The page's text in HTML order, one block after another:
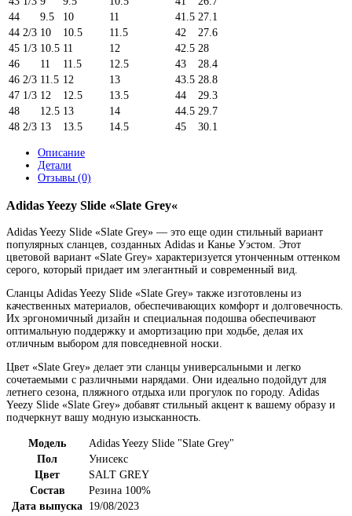
44
9.5 10 11 41.5 27.1
44 2/3 10 10.5 11.5 42
27.6
45 1/3 10.5 11 12 42.5 28
46
11 11.5 12.5 43
28.4
46 2/3 11.5 12 13 43.5 28.8
47 1/3 12 12.5 13.5 44
29.3
48
12.5 13 14 44.5 29.7
48 2/3 13 13.5 14.5 45 30.1
Описание
Детали
Отзывы (0)
Adidas Yeezy Slide «Slate Grey«
Adidas Yeezy Slide «Slate Grey» — это еще один стильный вариант
популярных сланцев, созданных Adidas и Канье Уэстом. Этот
цветовой вариант «Slate Grey» характеризуется утонченным оттенком
серого, который придает им элегантный и современный вид.
Сланцы Adidas Yeezy Slide «Slate Grey» также изготовлены из
качественных материалов, обеспечивающих комфорт и долговечность.
Их эргономичный дизайн и специальная подошва обеспечивают
оптимальную поддержку и амортизацию при ходьбе, делая их
отличным выбором для повседневной носки.
Цвет «Slate Grey» делает эти сланцы универсальными и легко
сочетаемыми с различными нарядами. Они идеально подойдут для
летнего сезона, пляжного отдыха или прогулок по городу. Adidas
Yeezy Slide «Slate Grey» добавят стильный акцент к вашему образу и
подчеркнут вашу модную изысканность.
Модель
Adidas Yeezy Slide "Slate Grey"
Пол
Унисекс
Цвет
SALT GREY
Состав
Резина 100%
Дата выпуска 19/08/2023